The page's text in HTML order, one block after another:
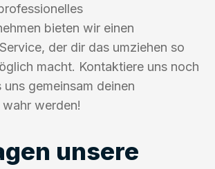
bieten wir einen
der dir das umziehen so
macht. Kontaktiere uns noch
uns gemeinsam deinen
werden!
unsere